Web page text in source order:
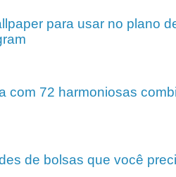
para usar no plano
com 72 harmoniosas
de bolsas que você